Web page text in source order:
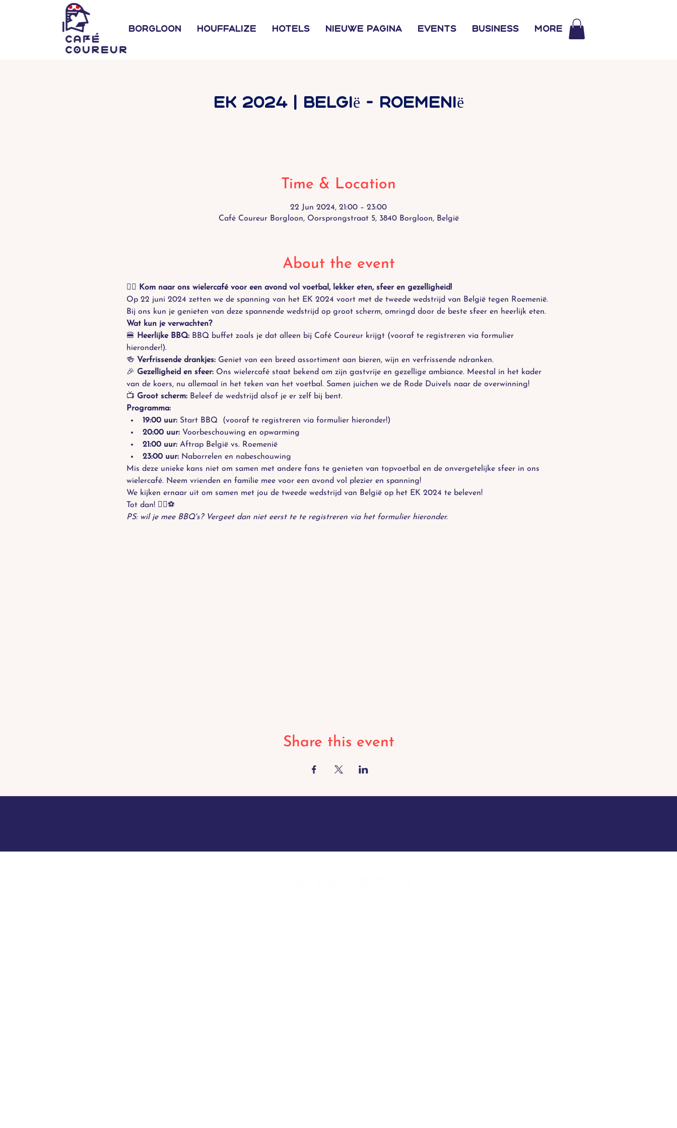
Borgloon Houffalize Hotels Nieuwe pagina Events Business More
EK 2024 | België - Roemenië
Time & Location
22 Jun 2024, 21:00 – 23:00
Café Coureur Borgloon, Oorsprongstraat 5, 3840 Borgloon, België
About the event
🚴‍♂️ Kom naar ons wielercafé voor een avond vol voetbal, lekker eten, sfeer en gezelligheid!
Op 22 juni 2024 zetten we de spanning van het EK 2024 voort met de tweede wedstrijd van België tegen Roemenië.
Bij ons kun je genieten van deze spannende wedstrijd op groot scherm, omringd door de beste sfeer en heerlijk eten.
Wat kun je verwachten?
🍔 Heerlijke BBQ: BBQ buffet zoals je dat alleen bij Café Coureur krijgt (vooraf te registreren via formulier
hieronder!).
🍻 Verfrissende drankjes: Geniet van een breed assortiment aan bieren, wijn en verfrissende ndranken.
🎉 Gezelligheid en sfeer: Ons wielercafé staat bekend om zijn gastvrije en gezellige ambiance. Meestal in het kader
van de koers, nu allemaal in het teken van het voetbal. Samen juichen we de Rode Duivels naar de overwinning!
📺 Groot scherm: Beleef de wedstrijd alsof je er zelf bij bent.
Programma:
19:00 uur: Start BBQ  (vooraf te registreren via formulier hieronder!)
20:00 uur: Voorbeschouwing en opwarming
21:00 uur: Aftrap België vs. Roemenië
23:00 uur: Naborrelen en nabeschouwing
Mis deze unieke kans niet om samen met andere fans te genieten van topvoetbal en de onvergetelijke sfeer in ons
wielercafé. Neem vrienden en familie mee voor een avond vol plezier en spanning!
We kijken ernaar uit om samen met jou de tweede wedstrijd van België op het EK 2024 te beleven!
Tot dan! 🚴‍♂️⚽️
PS: wil je mee BBQ's? Vergeet dan niet eerst te te registreren via het formulier hieronder.
Share this event